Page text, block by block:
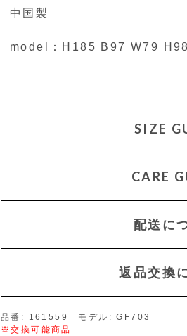
中国製
model：H185 B97 W79
SIZE
CARE
配送に
返品交換
品番: 161559 モデル: GF703
※交換可能商品